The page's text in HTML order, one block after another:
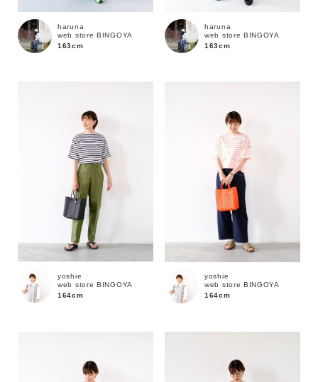
在庫あり 在庫なし含む
haruna
web store BINGOYA
163cm
haruna
web store BINGOYA
163cm
yoshie
web store BINGOYA
164cm
yoshie
web store BINGOYA
164cm